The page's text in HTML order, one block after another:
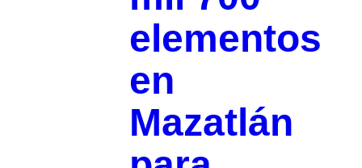
elementos
en
Mazatlán